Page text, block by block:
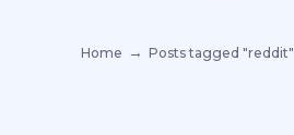
Home Posts tagged "reddit"